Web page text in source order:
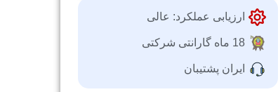
ارزیابی عملکرد: عالی
18 ماه گارانتی شرکتی
ایران پشتیبان